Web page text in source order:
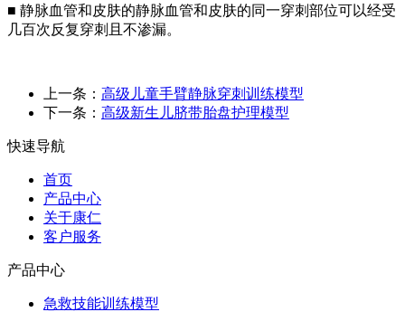
■ 静脉血管和皮肤的静脉血管和皮肤的同一穿刺部位可以经受
几百次反复穿刺且不渗漏。
上一条： 高级儿童手臂静脉穿刺训练模型
下一条： 高级新生儿脐带胎盘护理模型
快速导航
首页
产品中心
关于康仁
客户服务
产品中心
急救技能训练模型